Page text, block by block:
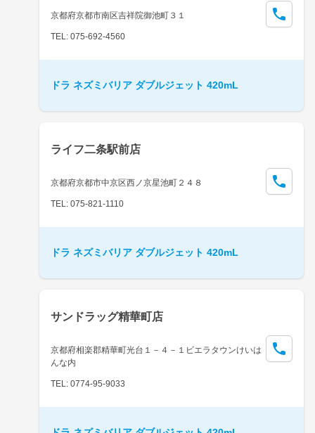
京都府京都市南区吉祥院御池町３１
TEL: 075-692-4560
ドラ ネズミバリア ダブルジェット 420mL
ライフ二条駅前店
京都府京都市中京区西ノ京星池町２４８
TEL: 075-821-1110
ドラ ネズミバリア ダブルジェット 420mL
サンドラッグ精華町店
京都府相楽郡精華町光台１－４－１ビエラタウンけいは
んな内
TEL: 0774-95-9033